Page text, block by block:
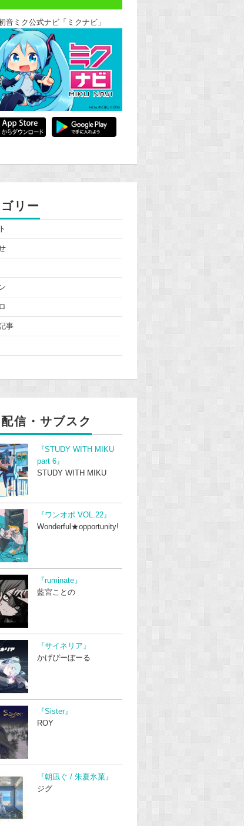
音ミク公式ナビ「ミクナビ」
リー
事
信・サブスク
『STUDY WITH MIKU
part 6』
STUDY WITH MIKU
『ワンオポ VOL.22』
Wonderful★opportunity!
『ruminate』
藍宮ことの
『サイネリア』
かげぴーぼーる
『Sister』
ROY
『朝凪ぐ / 朱夏氷菓』
ジグ